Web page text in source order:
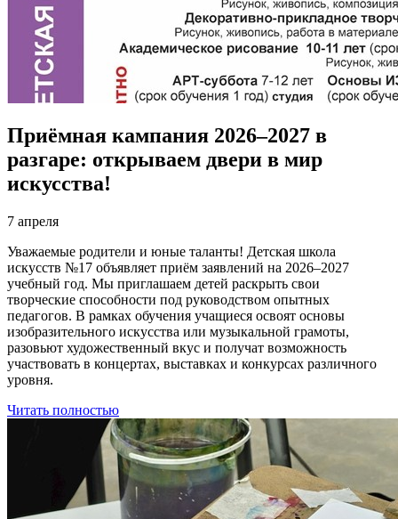
Приёмная кампания 2026–2027 в
разгаре: открываем двери в мир
искусства!
7 апреля
Уважаемые родители и юные таланты! Детская школа
искусств №17 объявляет приём заявлений на 2026–2027
учебный год. Мы приглашаем детей раскрыть свои
творческие способности под руководством опытных
педагогов. В рамках обучения учащиеся освоят основы
изобразительного искусства или музыкальной грамоты,
разовьют художественный вкус и получат возможность
участвовать в концертах, выставках и конкурсах различного
уровня.
Читать полностью